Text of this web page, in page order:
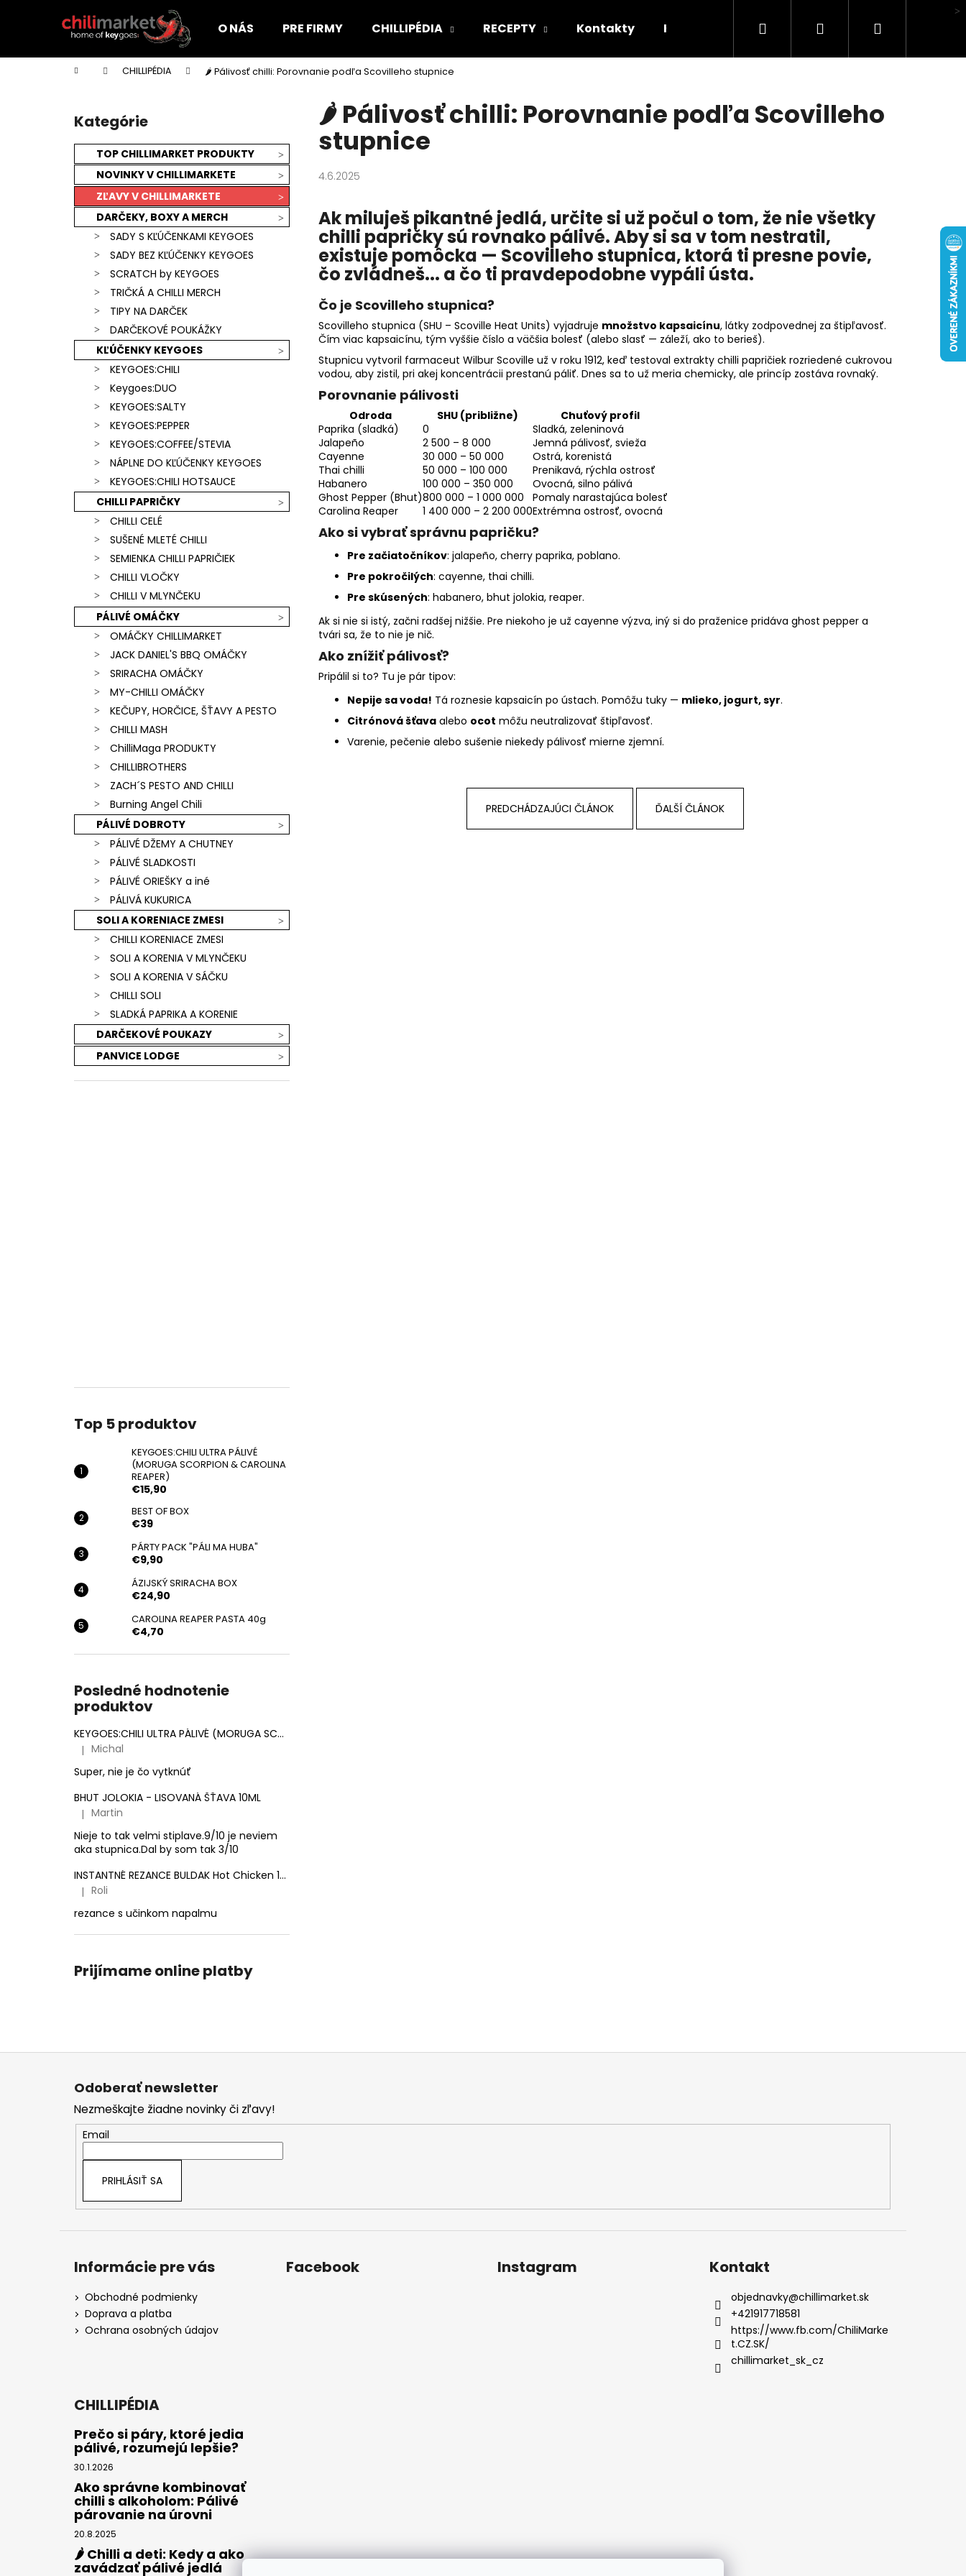
O NÁS PRE FIRMY CHILLIPÉDIA RECEPTY Kontakty Hodnotenie obchoduHľadať PrihlásenieNákupný
Domov CHILLIPÉDIA 🌶️ Pálivosť chilli: Porovnanie podľa Scovilleho stupnice
Preskočiť
kategórie
Kategórie
TOP CHILLIMARKET PRODUKTY
NOVINKY V CHILLIMARKETE
ZĽAVY V CHILLIMARKETE
DARČEKY, BOXY A MERCH
SADY S KĽÚČENKAMI KEYGOES
SADY BEZ KĽÚČENKY KEYGOES
SCRATCH by KEYGOES
TRIČKÁ A CHILLI MERCH
TIPY NA DARČEK
DARČEKOVÉ POUKÁŽKY
KĽÚČENKY KEYGOES
KEYGOES:CHILI
Keygoes:DUO
KEYGOES:SALTY
KEYGOES:PEPPER
KEYGOES:COFFEE/STEVIA
NÁPLNE DO KĽÚČENKY KEYGOES
KEYGOES:CHILI HOTSAUCE
CHILLI PAPRIČKY
CHILLI CELÉ
SUŠENÉ MLETÉ CHILLI
SEMIENKA CHILLI PAPRIČIEK
CHILLI VLOČKY
CHILLI V MLYNČEKU
PÁLIVÉ OMÁČKY
OMÁČKY CHILLIMARKET
JACK DANIEL'S BBQ OMÁČKY
SRIRACHA OMÁČKY
MY-CHILLI OMÁČKY
KEČUPY, HORČICE, ŠŤAVY A PESTO
CHILLI MASH
ChilliMaga PRODUKTY
CHILLIBROTHERS
ZACH´S PESTO AND CHILLI
Burning Angel Chili
PÁLIVÉ DOBROTY
PÁLIVÉ DŽEMY A CHUTNEY
PÁLIVÉ SLADKOSTI
PÁLIVÉ ORIEŠKY a iné
PÁLIVÁ KUKURICA
SOLI A KORENIACE ZMESI
CHILLI KORENIACE ZMESI
SOLI A KORENIA V MLYNČEKU
SOLI A KORENIA V SÁČKU
CHILLI SOLI
SLADKÁ PAPRIKA A KORENIE
DARČEKOVÉ POUKAZY
PANVICE LODGE
Top 5 produktov
KEYGOES:CHILI ULTRA PÁLIVÉ
(MORUGA SCORPION & CAROLINA
REAPER)
€15,90
BEST OF BOX
€39
PÁRTY PACK "PÁLI MA HUBA"
€9,90
ÁZIJSKÝ SRIRACHA BOX
€24,90
CAROLINA REAPER PASTA 40g
€4,70
Posledné hodnotenie
produktov
KEYGOES:CHILI ULTRA PÁLIVÉ (MORUGA SCORPION & CAROLINA REAPER)
Hodnotenie produktu je 5 z 5 hviezdičiek.
| Michal
Super, nie je čo vytknúť
BHUT JOLOKIA - LISOVANÁ ŠŤAVA 10ML
Hodnotenie produktu je 3 z 5 hviezdičiek.
| Martin
Nieje to tak velmi stiplave.9/10 je neviem
aka stupnica.Dal by som tak 3/10
INSTANTNÉ REZANCE BULDAK Hot Chicken 140g
Hodnotenie produktu je 5 z 5 hviezdičiek.
| Roli
rezance s učinkom napalmu
Prijímame online platby
🌶️ Pálivosť chilli: Porovnanie podľa Scovilleho
stupnice
4.6.2025
Ak miluješ pikantné jedlá, určite si už počul o tom, že nie všetky
chilli papričky sú rovnako pálivé. Aby si sa v tom nestratil,
existuje pomôcka — Scovilleho stupnica, ktorá ti presne povie,
čo zvládneš... a čo ti pravdepodobne vypáli ústa.
Čo je Scovilleho stupnica?
Scovilleho stupnica (SHU – Scoville Heat Units) vyjadruje množstvo kapsaicínu, látky zodpovednej za štipľavosť.
Čím viac kapsaicínu, tým vyššie číslo a väčšia bolesť (alebo slasť — záleží, ako to berieš).
Stupnicu vytvoril farmaceut Wilbur Scoville už v roku 1912, keď testoval extrakty chilli papričiek rozriedené cukrovou
vodou, aby zistil, pri akej koncentrácii prestanú páliť. Dnes sa to už meria chemicky, ale princíp zostáva rovnaký.
Porovnanie pálivosti
Odroda SHU (približne)
Chuťový profil
Paprika (sladká)
0
Sladká, zeleninová
Jalapeño
2 500 – 8 000
Jemná pálivosť, svieža
Cayenne
30 000 – 50 000
Ostrá, korenistá
Thai chilli
50 000 – 100 000
Prenikavá, rýchla ostrosť
Habanero
100 000 – 350 000
Ovocná, silno pálivá
Ghost Pepper (Bhut)800 000 – 1 000 000
Pomaly narastajúca bolesť
Carolina Reaper
1 400 000 – 2 200 000Extrémna ostrosť, ovocná
Ako si vybrať správnu papričku?
Pre začiatočníkov: jalapeño, cherry paprika, poblano.
Pre pokročilých: cayenne, thai chilli.
Pre skúsených: habanero, bhut jolokia, reaper.
Ak si nie si istý, začni radšej nižšie. Pre niekoho je už cayenne výzva, iný si do praženice pridáva ghost pepper a
tvári sa, že to nie je nič.
Ako znížiť pálivosť?
Pripálil si to? Tu je pár tipov:
Nepije sa voda! Tá roznesie kapsaicín po ústach. Pomôžu tuky — mlieko, jogurt, syr.
Citrónová šťava alebo ocot môžu neutralizovať štipľavosť.
Varenie, pečenie alebo sušenie niekedy pálivosť mierne zjemní.
PREDCHÁDZAJÚCI ČLÁNOK ĎALŠÍ ČLÁNOK
í
Späť
do
Späť
do
Čo potrebujete nájsť?
KEYGOES:CHILI ULTRA PÁLIVÉ (MORUGA
SCORPION & CAROLINA REAPER)
€15,90
BEST OF BOX
€39
Pôvodne:€48
€9,90
Z
Odoberať newsletter
Nezmeškajte žiadne novinky či zľavy!
Email
PRIHLÁSIŤ SA
Informácie pre vás
Obchodné podmienky
Doprava a platba
Ochrana osobných údajov
Facebook Instagram Kontakt
objednavky@chillimarket.sk
+421917718581
https://www.fb.com/ChiliMarke
t.CZ.SK/
chillimarket_sk_cz
CHILLIPÉDIA
Prečo si páry, ktoré jedia
pálivé, rozumejú lepšie?
30.1.2026
Ako správne kombinovať
chilli s alkoholom: Pálivé
párovanie na úrovni
20.8.2025
🌶️ Chilli a deti: Kedy a ako
zavádzať pálivé jedlá